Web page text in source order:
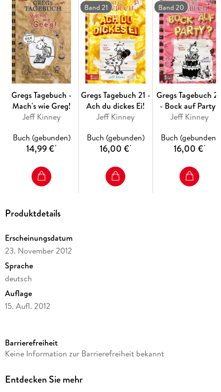
Gregs Tagebuch -
Mach's wie Greg!
Jeff Kinney
Buch (gebunden)
14,99 €*
Band 21
Gregs Tagebuch 21 -
Ach du dickes Ei!
Jeff Kinney
Buch (gebunden)
16,00 €*
Band 20
Gregs Tagebuch
- Bock auf Party?
Jeff Kinney
Buch (gebunden)
16,00 €*
Produktdetails
Erscheinungsdatum
23. November 2012
Sprache
deutsch
Auflage
15. Aufl. 2012
Altersempfehlung
Reihe
Barrierefreiheit
Keine Information zur Barrierefreiheit bekannt
Entdecken Sie mehr